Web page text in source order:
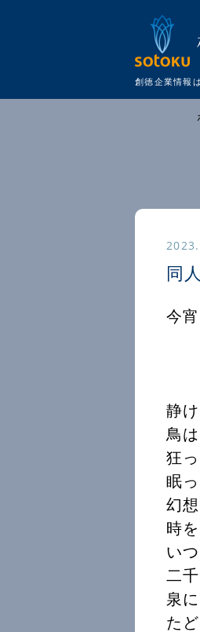
創徳企業情報
同
今
静
鳥
狂
眠
幻
時
い
二
泉に
た